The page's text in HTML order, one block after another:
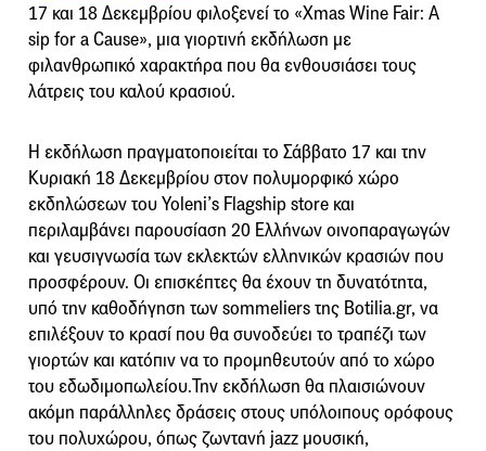
17 και 18 Δεκεμβρίου φιλοξενεί το «Xmas Wine Fair: A
sip for a Cause», μια γιορτινή εκδήλωση με
φιλανθρωπικό χαρακτήρα που θα ενθουσιάσει τους
λάτρεις του καλού κρασιού.
Η εκδήλωση πραγματοποιείται το Σάββατο 17 και την
Κυριακή 18 Δεκεμβρίου στον πολυμορφικό χώρο
εκδηλώσεων του Yoleni’s Flagship store και
περιλαμβάνει παρουσίαση 20 Ελλήνων οινοπαραγωγών
και γευσιγνωσία των εκλεκτών ελληνικών κρασιών που
προσφέρουν. Οι επισκέπτες θα έχουν τη δυνατότητα,
υπό την καθοδήγηση των sommeliers της Botilia.gr, να
επιλέξουν το κρασί που θα συνοδεύει το τραπέζι των
γιορτών και κατόπιν να το προμηθευτούν από το χώρο
του εδωδιμοπωλείου.Την εκδήλωση θα πλαισιώνουν
ακόμη παράλληλες δράσεις στους υπόλοιπους ορόφους
του πολυχώρου, όπως ζωντανή jazz μουσική,